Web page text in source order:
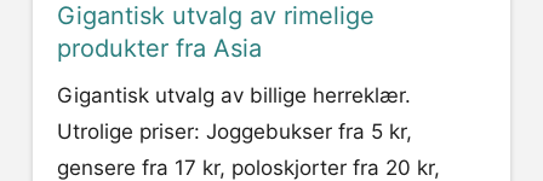
Gigantisk utvalg av rimelige
produkter fra Asia
Gigantisk utvalg av billige herreklær.
Utrolige priser: Joggebukser fra 5 kr,
gensere fra 17 kr, poloskjorter fra 20 kr,